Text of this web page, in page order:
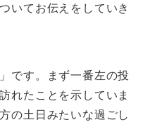
いてお伝えをしていき
です。まず一番左の投
れたことを示していま
の土日みたいな過ごし